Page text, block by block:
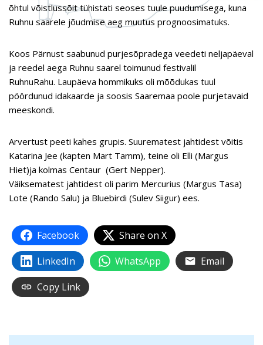
õhtul võistlussõit tühistati seoses tuule puudumisega, kuna
Ruhnu saarele jõudmise aeg muutus prognoosimatuks.
Koos Pärnust saabunud purjesõpradega veedeti neljapäeval
ja reedel aega Ruhnu saarel toimunud festivalil
RuhnuRahu. Laupäeva hommikuks oli mõõdukas tuul
pöördunud idakaarde ja soosis Saaremaa poole purjetavaid
meeskondi.
Arvertust peeti kahes grupis. Suurematest jahtidest võitis
Katarina Jee (kapten Mart Tamm), teine oli Elli (Margus
Hiet)ja kolmas Centaur (Gert Nepper).
Väiksematest jahtidest oli parim Mercurius (Margus Tasa)
Lote (Rando Salu) ja Bluebirdi (Sulev Siigur) ees.
Facebook
Share on X
LinkedIn
WhatsApp
Email
Copy Link